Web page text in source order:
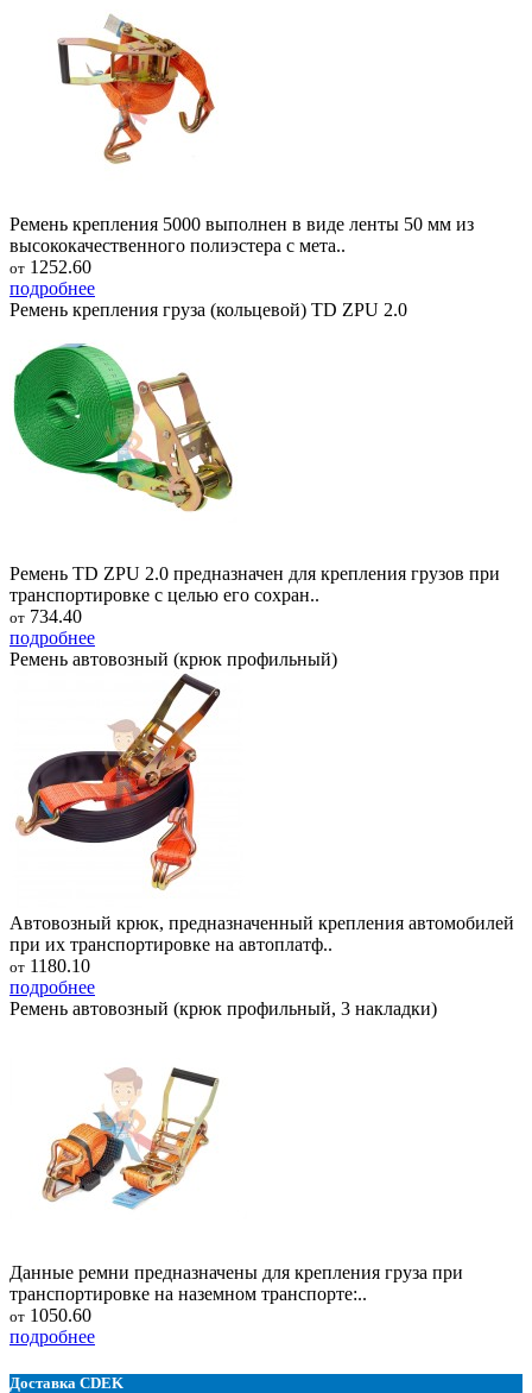
Ремень крепления 5000 выполнен в виде ленты 50 мм из
высококачественного полиэстера с мета..
от 1252.60
подробнее
Ремень крепления груза (кольцевой) TD ZPU 2.0
Ремень TD ZPU 2.0 предназначен для крепления грузов при
транспортировке с целью его сохран..
от 734.40
подробнее
Ремень автовозный (крюк профильный)
Автовозный крюк, предназначенный крепления автомобилей
при их транспортировке на автоплатф..
от 1180.10
подробнее
Ремень автовозный (крюк профильный, 3 накладки)
Данные ремни предназначены для крепления груза при
транспортировке на наземном транспорте:..
от 1050.60
подробнее
Доставка CDEK